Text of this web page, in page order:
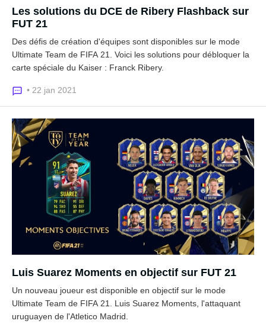
Les solutions du DCE de Ribery Flashback sur
FUT 21
Des défis de création d'équipes sont disponibles sur le mode
Ultimate Team de FIFA 21. Voici les solutions pour débloquer la
carte spéciale du Kaiser : Franck Ribery.
• 22 jan 2021
Luis Suarez Moments en objectif sur FUT 21
Un nouveau joueur est disponible en objectif sur le mode
Ultimate Team de FIFA 21. Luis Suarez Moments, l'attaquant
uruguayen de l'Atletico Madrid.